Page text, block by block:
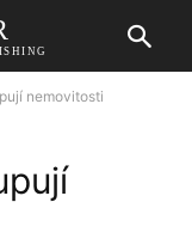
nemovitosti